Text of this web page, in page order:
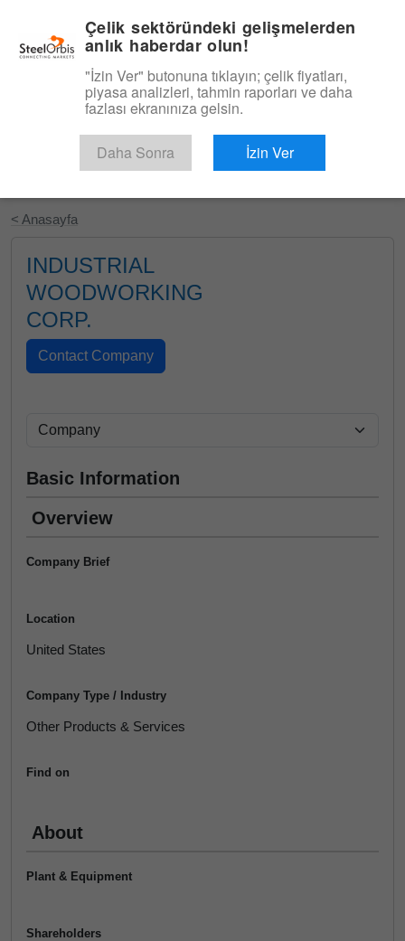
Ücretsiz Deneyin
< Anasayfa
INDUSTRIAL
WOODWORKING
CORP.
Basic Information
Overview
Company Brief
Location
United States
Company Type / Industry
Other Products & Services
Find on
About
Plant & Equipment
Shareholders
Çelik sektöründeki gelişmelerden
anlık haberdar olun!
"İzin Ver" butonuna tıklayın; çelik fiyatları,
piyasa analizleri, tahmin raporları ve daha
fazlası ekranınıza gelsin.
Daha Sonra İzin Ver